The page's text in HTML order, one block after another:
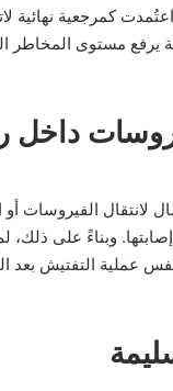
كمرجعية نهائية
مستوى المخاطر
داخل
لانتقال الفيروسات أو
وبناءً على
عملية التفتيش بعد